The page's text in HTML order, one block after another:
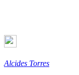
Alcides Torres